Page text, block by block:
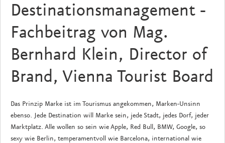
Destinationsmanagement -
Fachbeitrag von Mag.
Bernhard Klein, Director of
Brand, Vienna Tourist Board
Das Prinzip Marke ist im Tourismus angekommen, Marken-Unsinn
ebenso. Jede Destination will Marke sein, jede Stadt, jedes Dorf, jeder
Marktplatz. Alle wollen so sein wie Apple, Red Bull, BMW, Google, so
sexy wie Berlin, temperamentvoll wie Barcelona, international wie